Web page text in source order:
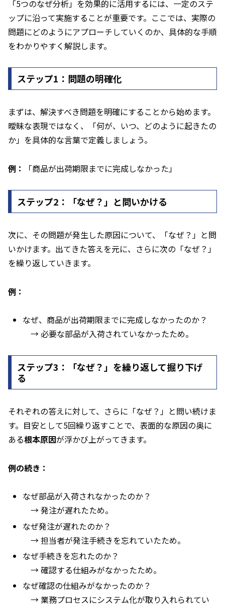
「5つのなぜ分析」を効果的に活用するには、一定のステ
ップに沿って実施することが重要です。ここでは、実際の
問題にどのようにアプローチしていくのか、具体的な手順
をわかりやすく解説します。
ステップ1：問題の明確化
まずは、解決すべき問題を明確にすることから始めます。
曖昧な表現ではなく、「何が、いつ、どのように起きたの
か」を具体的な言葉で定義しましょう。
例： 「商品が出荷期限までに完成しなかった」
ステップ2：「なぜ？」と問いかける
次に、その問題が発生した原因について、「なぜ？」と問
いかけます。出てきた答えを元に、さらに次の「なぜ？」
を繰り返していきます。
例：
なぜ、商品が出荷期限までに完成しなかったのか？
→ 必要な部品が入荷されていなかったため。
ステップ3：「なぜ？」を繰り返して掘り下げ
る
それぞれの答えに対して、さらに「なぜ？」と問い続けま
す。目安として5回繰り返すことで、表面的な原因の奥に
ある根本原因が浮かび上がってきます。
例の続き：
なぜ部品が入荷されなかったのか？
→ 発注が遅れたため。
なぜ発注が遅れたのか？
→ 担当者が発注手続きを忘れていたため。
なぜ手続きを忘れたのか？
→ 確認する仕組みがなかったため。
なぜ確認の仕組みがなかったのか？
→ 業務プロセスにシステム化が取り入れられてい